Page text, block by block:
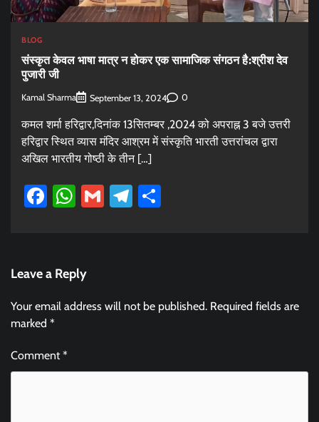
BLOG
संस्कृत केवल भाषा मात्र न होकर एक सामाजिक संगठन है:श्रीश देव
पुजारी जी
Kamal Sharma September 13, 2024 0
कमल शर्मा हरिद्वार,दिनांक 13सितम्बर ,2024 को अपराह्न 3 बजे उत्तरी
हरिद्वार स्थित व्यास मंदिर आश्रम में संस्कृति भारती उत्तरांचल द्वारा
अखिल भारतीय गोष्ठी के तीन […]
Facebook
WhatsApp
GmailTelegram
Leave a Reply
Your email address will not be published. Required fields are
marked *
Comment*